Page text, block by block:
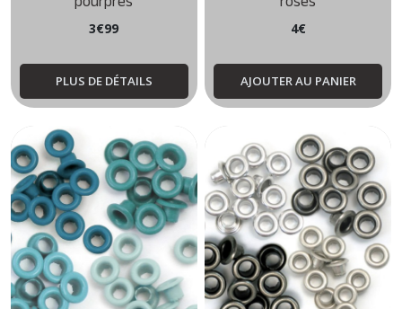
3€99
PLUS DE DÉTAILS
4€
AJOUTER AU PANIER